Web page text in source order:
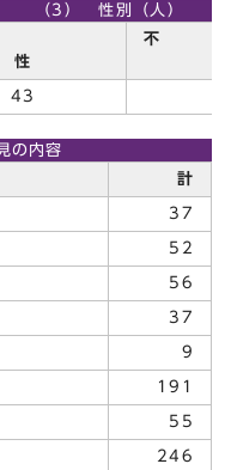
（3） 性別（人）
性
43
の内容
計
37
52
56
37
9
191
55
246